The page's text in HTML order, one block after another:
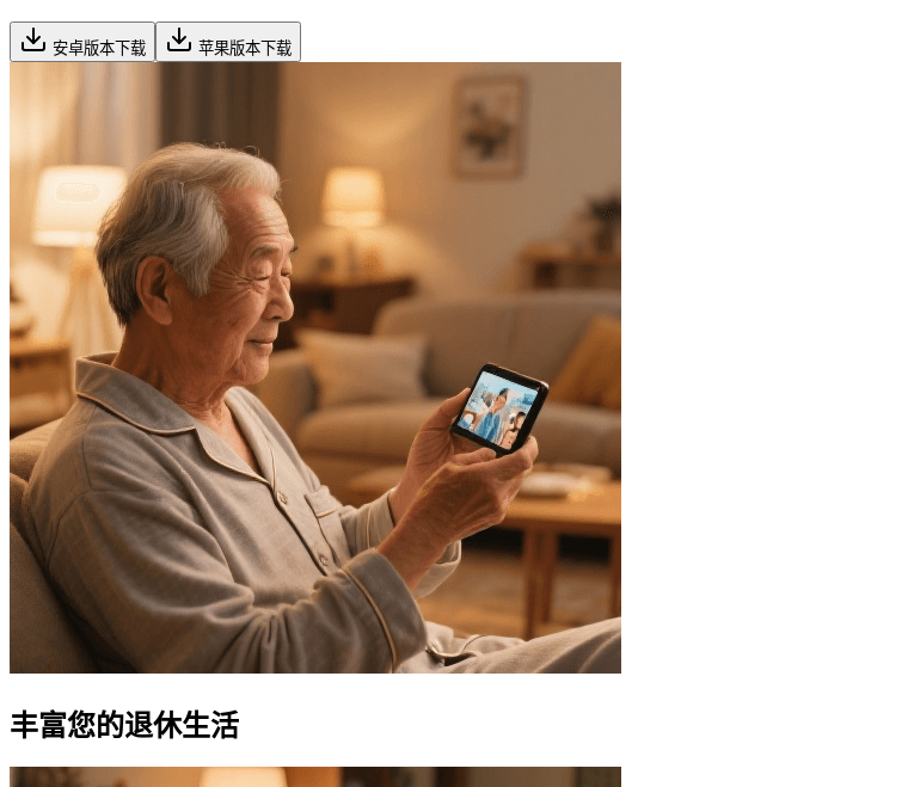
安卓版本下载 苹果版本下载
丰富您的退休生活